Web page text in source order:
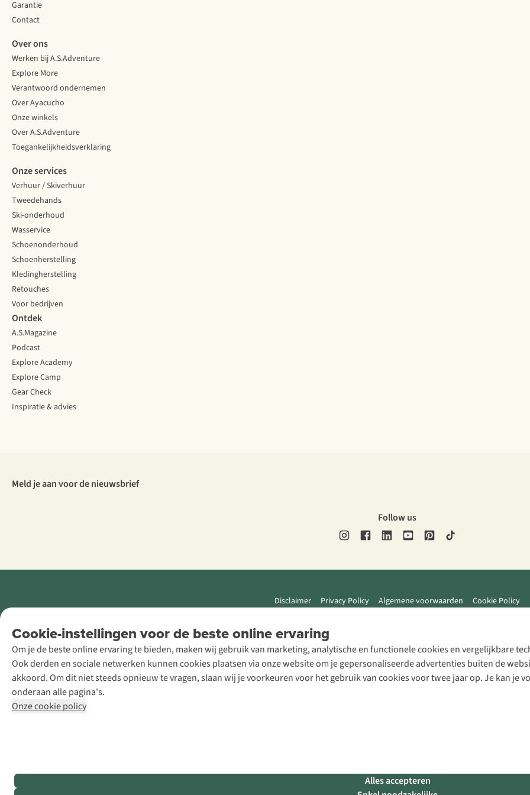
Cookie-instellingen voor de beste online ervaring
Om je de beste online ervaring te bieden, maken wij gebruik van marketing, analytische en functionele cookies en vergelijkbare
Ook derden en sociale netwerken kunnen cookies plaatsen via onze website om je gepersonaliseerde advertenties buiten de
akkoord. Om dit niet steeds opnieuw te vragen, slaan wij je voorkeuren voor het gebruik van cookies voor twee jaar op. Je kan je
onderaan alle pagina's.
Onze cookie policy
Alles accepteren
Garantie
Contact
Over ons
Werken bij A.S.Adventure
Explore More
Verantwoord ondernemen
Over Ayacucho
Onze winkels
Over A.S.Adventure
Toegankelijkheidsverklaring
Onze services
Verhuur / Skiverhuur
Tweedehands
Ski-onderhoud
Wasservice
Schoenonderhoud
Schoenherstelling
Kledingherstelling
Retouches
Voor bedrijven
Ontdek
A.S.Magazine
Podcast
Explore Academy
Explore Camp
Gear Check
Inspiratie & advies
Meld je aan voor de nieuwsbrief
Follow us
Disclaimer Privacy Policy Algemene voorwaarden Cookie Policy
Retail Concepts
NV,
Smallandlaan
9, B-2660
Hoboken
+32 (0)3 828
30 15